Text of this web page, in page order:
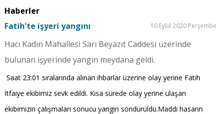
Haberler
Fatih'te işyeri yangını
10 Eylül 2020 Perşembe
Hacı Kadın Mahallesi Sarı Beyazıt Caddesi üzerinde
bulunan işyerinde yangın meydana geldi.
Saat 23:01 sıralarında alınan ihbarlar üzerine olay yerine Fatih
İtfaiye ekibimiz sevk edildi. Kısa sürede olay yerine ulaşan
ekibimizin çalışmaları sonucu yangın söndürüldü.Maddi hasarın